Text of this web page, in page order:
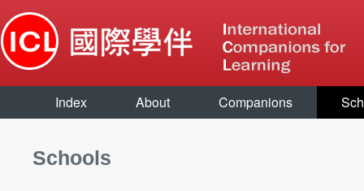
Index About Companions
Schools